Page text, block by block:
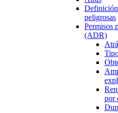
peligrosas
Permisos
(ADR)
por